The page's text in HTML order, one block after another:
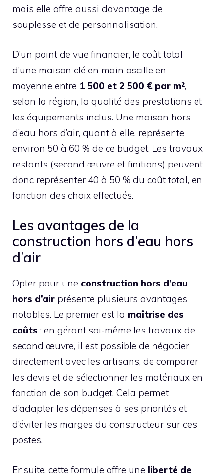
mais elle offre aussi davantage de
souplesse et de personnalisation.
D’un point de vue financier, le coût total
d’une maison clé en main oscille en
moyenne entre 1 500 et 2 500 € par m²,
selon la région, la qualité des prestations et
les équipements inclus. Une maison hors
d’eau hors d’air, quant à elle, représente
environ 50 à 60 % de ce budget. Les travaux
restants (second œuvre et finitions) peuvent
donc représenter 40 à 50 % du coût total, en
fonction des choix effectués.
Les avantages de la
construction hors d’eau hors
d’air
Opter pour une construction hors d’eau
hors d’air présente plusieurs avantages
notables. Le premier est la maîtrise des
coûts : en gérant soi-même les travaux de
second œuvre, il est possible de négocier
directement avec les artisans, de comparer
les devis et de sélectionner les matériaux en
fonction de son budget. Cela permet
d’adapter les dépenses à ses priorités et
d’éviter les marges du constructeur sur ces
postes.
Ensuite, cette formule offre une liberté de